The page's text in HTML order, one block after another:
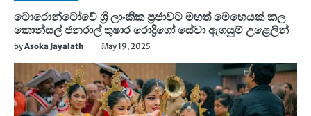
ටොරොන්ටෝවේ ශ්‍රී ලාංකික ප්‍රජාවට මහත් මෙහෙයක් කල
කොන්සල් ජනරාල් තුෂාර රොද්‍රිගෝ සේවා ඇගයුම් උළෙලින්
byAsoka Jayalath May 19, 2025